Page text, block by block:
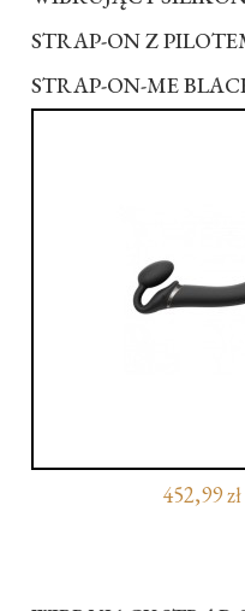
STRAP-ON Z
STRAP-ON-ME
452,99 zł